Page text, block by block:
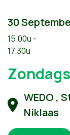
30
15.00u -
17.30u
WEDO ,
Niklaas